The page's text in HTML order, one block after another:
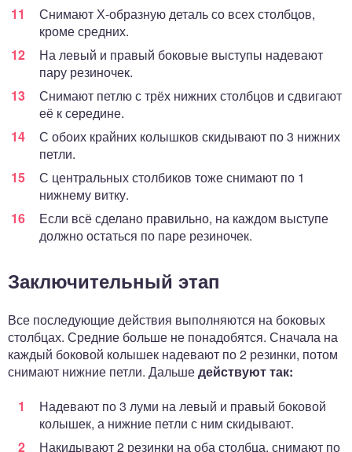
Снимают Х-образную деталь со всех столбцов,
кроме средних.
На левый и правый боковые выступы надевают
пару резиночек.
Снимают петлю с трёх нижних столбцов и сдвигают
её к середине.
С обоих крайних колышков скидывают по 3 нижних
петли.
С центральных столбиков тоже снимают по 1
нижнему витку.
Если всё сделано правильно, на каждом выступе
должно остаться по паре резиночек.
Заключительный этап
Все последующие действия выполняются на боковых
столбцах. Средние больше не понадобятся. Сначала на
каждый боковой колышек надевают по 2 резинки, потом
снимают нижние петли. Дальшедействуют так:
Надевают по 3 луми на левый и правый боковой
колышек, а нижние петли с ним скидывают.
Накидывают 2 резинки на оба столбца, снимают по